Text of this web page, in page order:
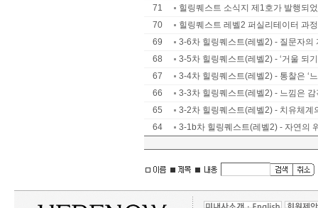
71
힐링퀘스트 소식지 제1호가 발행되
70
힐링퀘스트 레벨2 퍼실리테이터 과
69
3-6차 힐링퀘스트(레벨2) - 질문자의
68
3-5차 힐링퀘스트(레벨2) - ‘거울 되기
67
3-4차 힐링퀘스트(레벨2) - 통찰은 ‘느
66
3-3차 힐링퀘스트(레벨2) - 느낌은
65
3-2차 힐링퀘스트(레벨2) - 치유체계
64
3-1b차 힐링퀘스트(레벨2) - 자연의